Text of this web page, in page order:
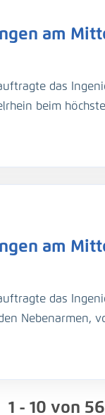
Mittelwasser
am
das
beim
am
das
Nebenarmen,
1 - 10 von 56